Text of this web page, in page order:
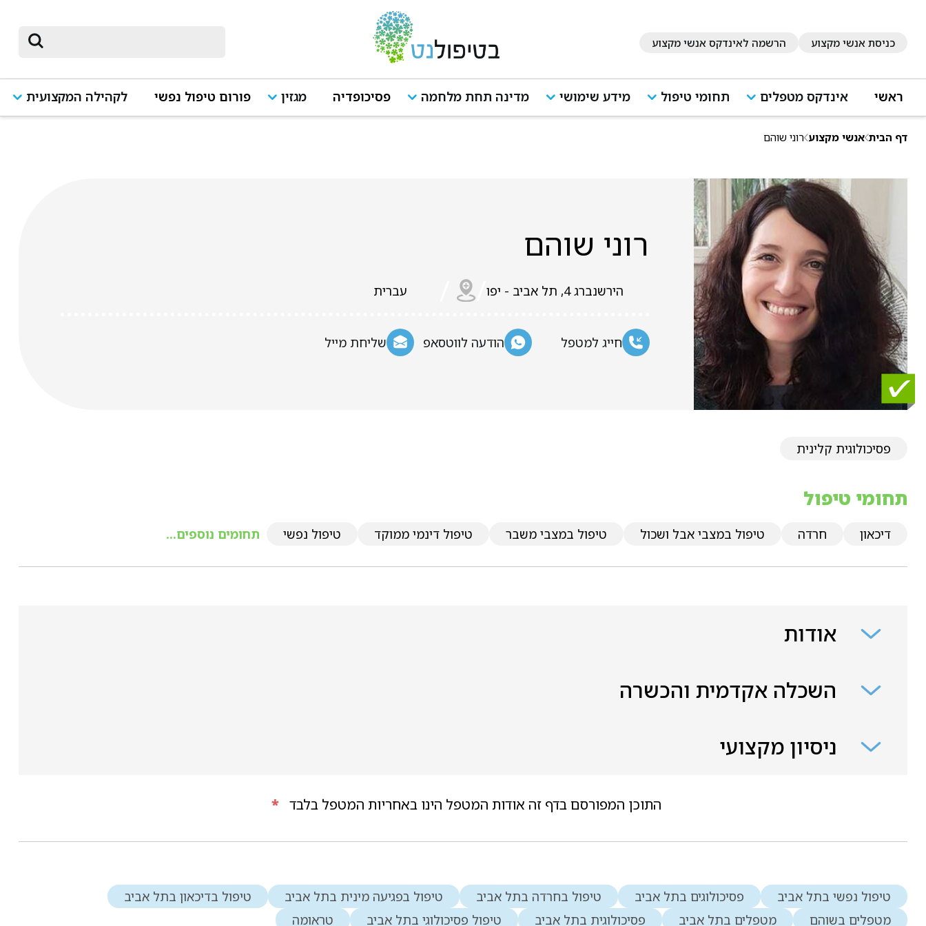
כניסת אנשי מקצוע הרשמה לאינדקס אנשי מקצוע
ראשי אינדקס מטפלים תחומי טיפול מידע שימושי מדינה תחת מלחמה פסיכופדיה מגזין פורום טיפול נפשי לקהילה המקצועית
דף הבית אנשי מקצוע רוני שוהם
רוני שוהם
הירשנברג 4, תל אביב - יפו עברית
חייג למטפל הודעה לווטסאפ שליחת מייל
פסיכולוגית קלינית
תחומי טיפול
דיכאון חרדה טיפול במצבי אבל ושכול טיפול במצבי משבר טיפול דינמי ממוקד טיפול נפשי תחומים נוספים...
אודות
השכלה אקדמית והכשרה
ניסיון מקצועי
* התוכן המפורסם בדף זה אודות המטפל הינו באחריות המטפל בלבד
טיפול נפשי בתל אביב פסיכולוגים בתל אביב טיפול בחרדה בתל אביב טיפול בפגיעה מינית בתל אביב
טיפול בדיכאון בתל אביב
מטפלים בשוהם
מטפלים בתל אביב פסיכולוגית בתל אביב טיפול פסיכולוגי בתל אביב טראומה